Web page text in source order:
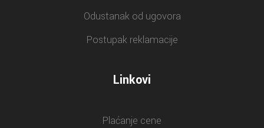
Odustanak od ugovora
Postupak reklamacije
Linkovi
Plaćanje cene